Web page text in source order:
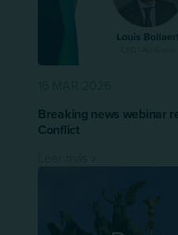
Breaking news webinar
Conflict